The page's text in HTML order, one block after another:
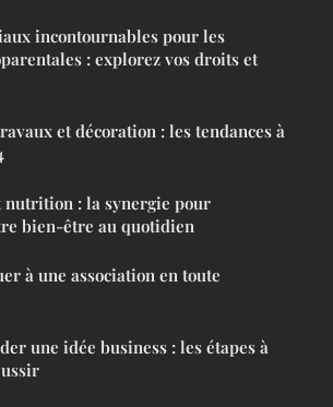
incontournables pour les
: explorez vos droits et
et décoration : les tendances à
nutrition : la synergie pour
bien-être au quotidien
à une association en toute
une idée business : les étapes à